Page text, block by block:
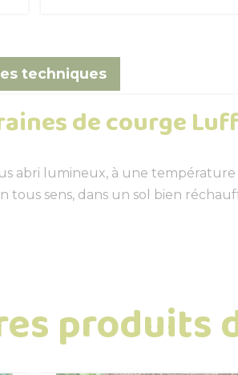
techniques
de courge
abri lumineux, à une
tous sens, dans un sol bien
produits